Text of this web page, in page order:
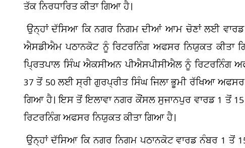
ਤੱਕ ਨਿਰਧਾਰਿਤ ਕੀਤਾ ਗਿਆ ਹੈ।
ਉਨ੍ਹਾਂ ਦੱਸਿਆ ਕਿ ਨਗਰ ਨਿਗਮ ਦੀਆਂ ਆਮ ਚੋਣਾਂ ਲਈ
ਐਸਡੀਐਮ ਪਠਾਨਕੋਟ ਨੂੰ ਰਿਟਰਨਿੰਗ ਅਫਸਰ ਨਿਯੁਕਤ ਕੀਤਾ
ਪ੍ਰਿਤਪਾਲ ਸਿੰਘ ਐਕਸੀਅਨ ਪੀਐਸਪੀਸੀਐਲ ਨੂੰ ਰਿਟਰਨਿੰਗ
37 ਤੋਂ 50 ਲਈ ਸ੍ਰੀ ਗੁਰਪ੍ਰੀਤ ਸਿੰਘ ਜਿਲਾ ਭੂਮੀ ਰੱਖਿਆ
ਗਿਆ ਹੈ। ਇਸ ਤੋਂ ਇਲਾਵਾ ਨਗਰ ਕੌਂਸਲ ਸੁਜਾਨਪੁਰ ਵਾਰਡ 1 ਤੋਂ
ਰਿਟਰਨਿੰਗ ਅਫਸਰ ਨਿਯੁਕਤ ਕੀਤਾ ਗਿਆ ਹੈ।
ਉਨ੍ਹਾਂ ਦੱਸਿਆ ਕਿ ਨਗਰ ਨਿਗਮ ਪਠਾਨਕੋਟ ਵਾਰਡ ਨੰਬਰ 1 ਤੋਂ